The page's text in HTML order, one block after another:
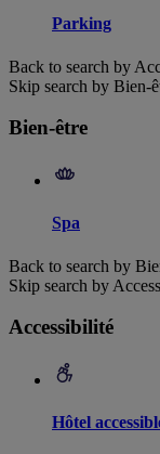
Parking
Back to search by
Skip search by Bien-
Bien-être
Spa
Back to search by
Skip search by
Accessibilité
Hôtel